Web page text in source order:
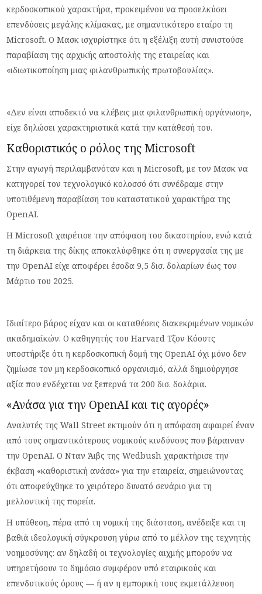
κερδοσκοπικού χαρακτήρα, προκειμένου να προσελκύσει
επενδύσεις μεγάλης κλίμακας, με σημαντικότερο εταίρο τη
Microsoft. Ο Μασκ ισχυρίστηκε ότι η εξέλιξη αυτή συνιστούσε
παραβίαση της αρχικής αποστολής της εταιρείας και
«ιδιωτικοποίηση μιας φιλανθρωπικής πρωτοβουλίας».
«Δεν είναι αποδεκτό να κλέβεις μια φιλανθρωπική οργάνωση»,
είχε δηλώσει χαρακτηριστικά κατά την κατάθεσή του.
Καθοριστικός ο ρόλος της Microsoft
Στην αγωγή περιλαμβανόταν και η Microsoft, με τον Μασκ να
κατηγορεί τον τεχνολογικό κολοσσό ότι συνέδραμε στην
υποτιθέμενη παραβίαση του καταστατικού χαρακτήρα της
OpenAI.
Η Microsoft χαιρέτισε την απόφαση του δικαστηρίου, ενώ κατά
τη διάρκεια της δίκης αποκαλύφθηκε ότι η συνεργασία της με
την OpenAI είχε αποφέρει έσοδα 9,5 δισ. δολαρίων έως τον
Μάρτιο του 2025.
Ιδιαίτερο βάρος είχαν και οι καταθέσεις διακεκριμένων νομικών
ακαδημαϊκών. Ο καθηγητής του Harvard Τζον Κόουτς
υποστήριξε ότι η κερδοσκοπική δομή της OpenAI όχι μόνο δεν
ζημίωσε τον μη κερδοσκοπικό οργανισμό, αλλά δημιούργησε
αξία που ενδέχεται να ξεπερνά τα 200 δισ. δολάρια.
«Ανάσα για την OpenAI και τις αγορές»
Αναλυτές της Wall Street εκτιμούν ότι η απόφαση αφαιρεί έναν
από τους σημαντικότερους νομικούς κινδύνους που βάραιναν
την OpenAI. Ο Νταν Άιβς της Wedbush χαρακτήρισε την
έκβαση «καθοριστική ανάσα» για την εταιρεία, σημειώνοντας
ότι αποφεύχθηκε το χειρότερο δυνατό σενάριο για τη
μελλοντική της πορεία.
Η υπόθεση, πέρα από τη νομική της διάσταση, ανέδειξε και τη
βαθιά ιδεολογική σύγκρουση γύρω από το μέλλον της τεχνητής
νοημοσύνης: αν δηλαδή οι τεχνολογίες αιχμής μπορούν να
υπηρετήσουν το δημόσιο συμφέρον υπό εταιρικούς και
επενδυτικούς όρους — ή αν η εμπορική τους εκμετάλλευση